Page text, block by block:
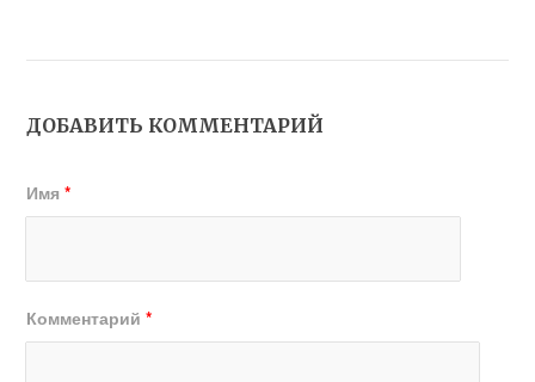
ДОБАВИТЬ КОММЕНТАРИЙ
Имя*
Комментарий*